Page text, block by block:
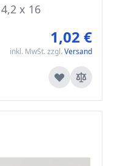
x 16
1,02 €
inkl. MwSt. zzgl. Versand